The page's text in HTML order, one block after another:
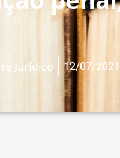
Jurídico 12/07/2021